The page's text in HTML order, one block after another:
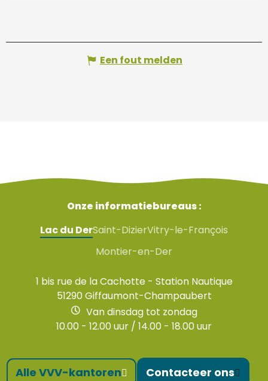
Een fout melden
Onze informatiebureaus :
Lac du DerSaint-DizierVitry-le-François
Montier-en-Der
1 bis rue de la Cachotte - Station Nautique
51290 Giffaumont-Champaubert
Van dinsdag tot zondag
10.00 - 12.00 uur / 14.00 - 18.00 uur
Alle VVV-kantoren Contacteer ons